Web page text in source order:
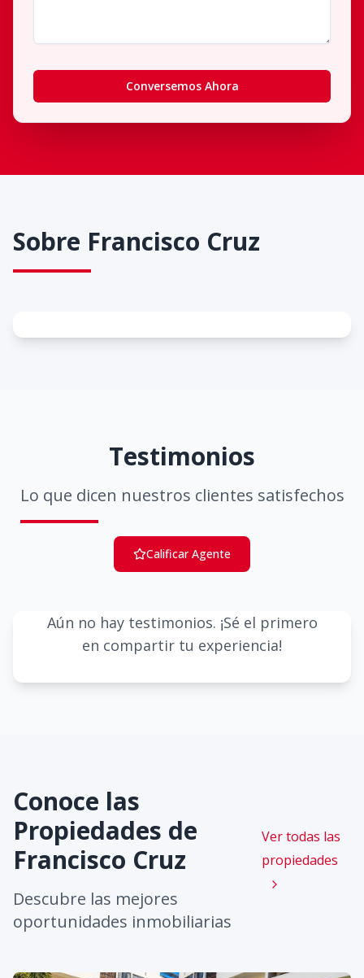
Conversemos Ahora
Sobre Francisco Cruz
Testimonios
Lo que dicen nuestros clientes satisfechos
Calificar Agente
Aún no hay testimonios. ¡Sé el primero
en compartir tu experiencia!
Conoce las
Propiedades de
Francisco Cruz
Descubre las mejores
oportunidades inmobiliarias
Ver todas las
propiedades